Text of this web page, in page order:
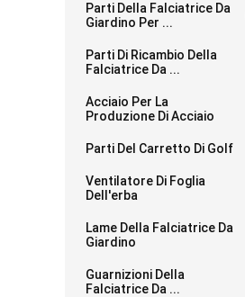
Parti Della Falciatrice Da
Giardino Per ...
Parti Di Ricambio Della
Falciatrice Da ...
Acciaio Per La
Produzione Di Acciaio
Parti Del Carretto Di Golf
Ventilatore Di Foglia
Dell'erba
Lame Della Falciatrice Da
Giardino
Guarnizioni Della
Falciatrice Da ...